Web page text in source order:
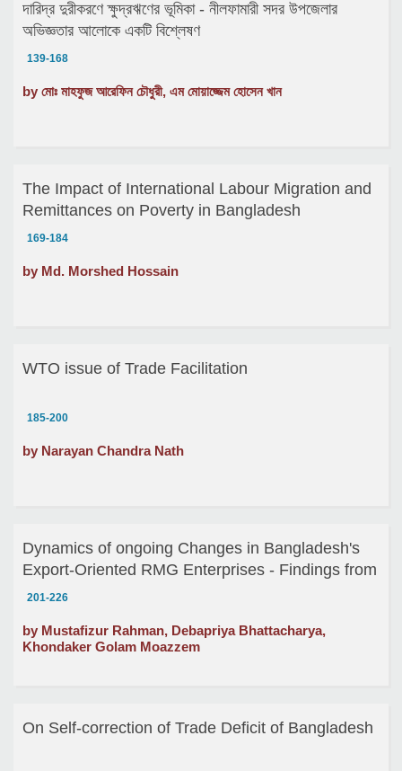
দারিদ্র দুরীকরণে ক্ষুদ্রঋণের ভূমিকা - নীলফামারী সদর উপজেলার
অভিজ্ঞতার আলোকে একটি বিশ্লেষণ
139-168
by মোঃ মাহফুজ আরেফিন চৌধুরী, এম মোয়াজ্জেম হোসেন খান
The Impact of International Labour Migration and
Remittances on Poverty in Bangladesh
169-184
by Md. Morshed Hossain
WTO issue of Trade Facilitation
185-200
by Narayan Chandra Nath
Dynamics of ongoing Changes in Bangladesh's
Export-Oriented RMG Enterprises - Findings from
an Enterprise Level Survey
201-226
by Mustafizur Rahman, Debapriya Bhattacharya,
Khondaker Golam Moazzem
On Self-correction of Trade Deficit of Bangladesh